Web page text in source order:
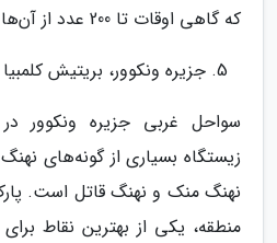
که گاهی اوقات تا 200 عدد از آن‌ها دیده می‌شود.
جزیره ونکوور، بریتیش کلمبیا
سواحل غربی جزیره ونکوور در
زیستگاه بسیاری از گونه‌های
نهنگ منک و نهنگ قاتل است.
منطقه، یکی از بهترین نقاط